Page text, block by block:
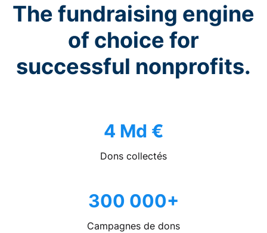
The fundraising engine
of choice for
successful nonprofits.
4 Md €
Dons collectés
300 000+
Campagnes de dons